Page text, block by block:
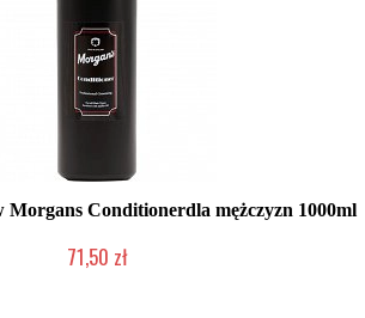
Morgans Conditionerdla mężczyzn 1000ml
71,50 zł